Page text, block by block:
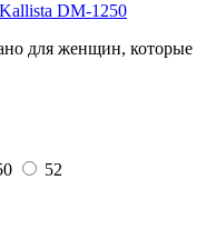
DM-1250
для женщин, которые
52